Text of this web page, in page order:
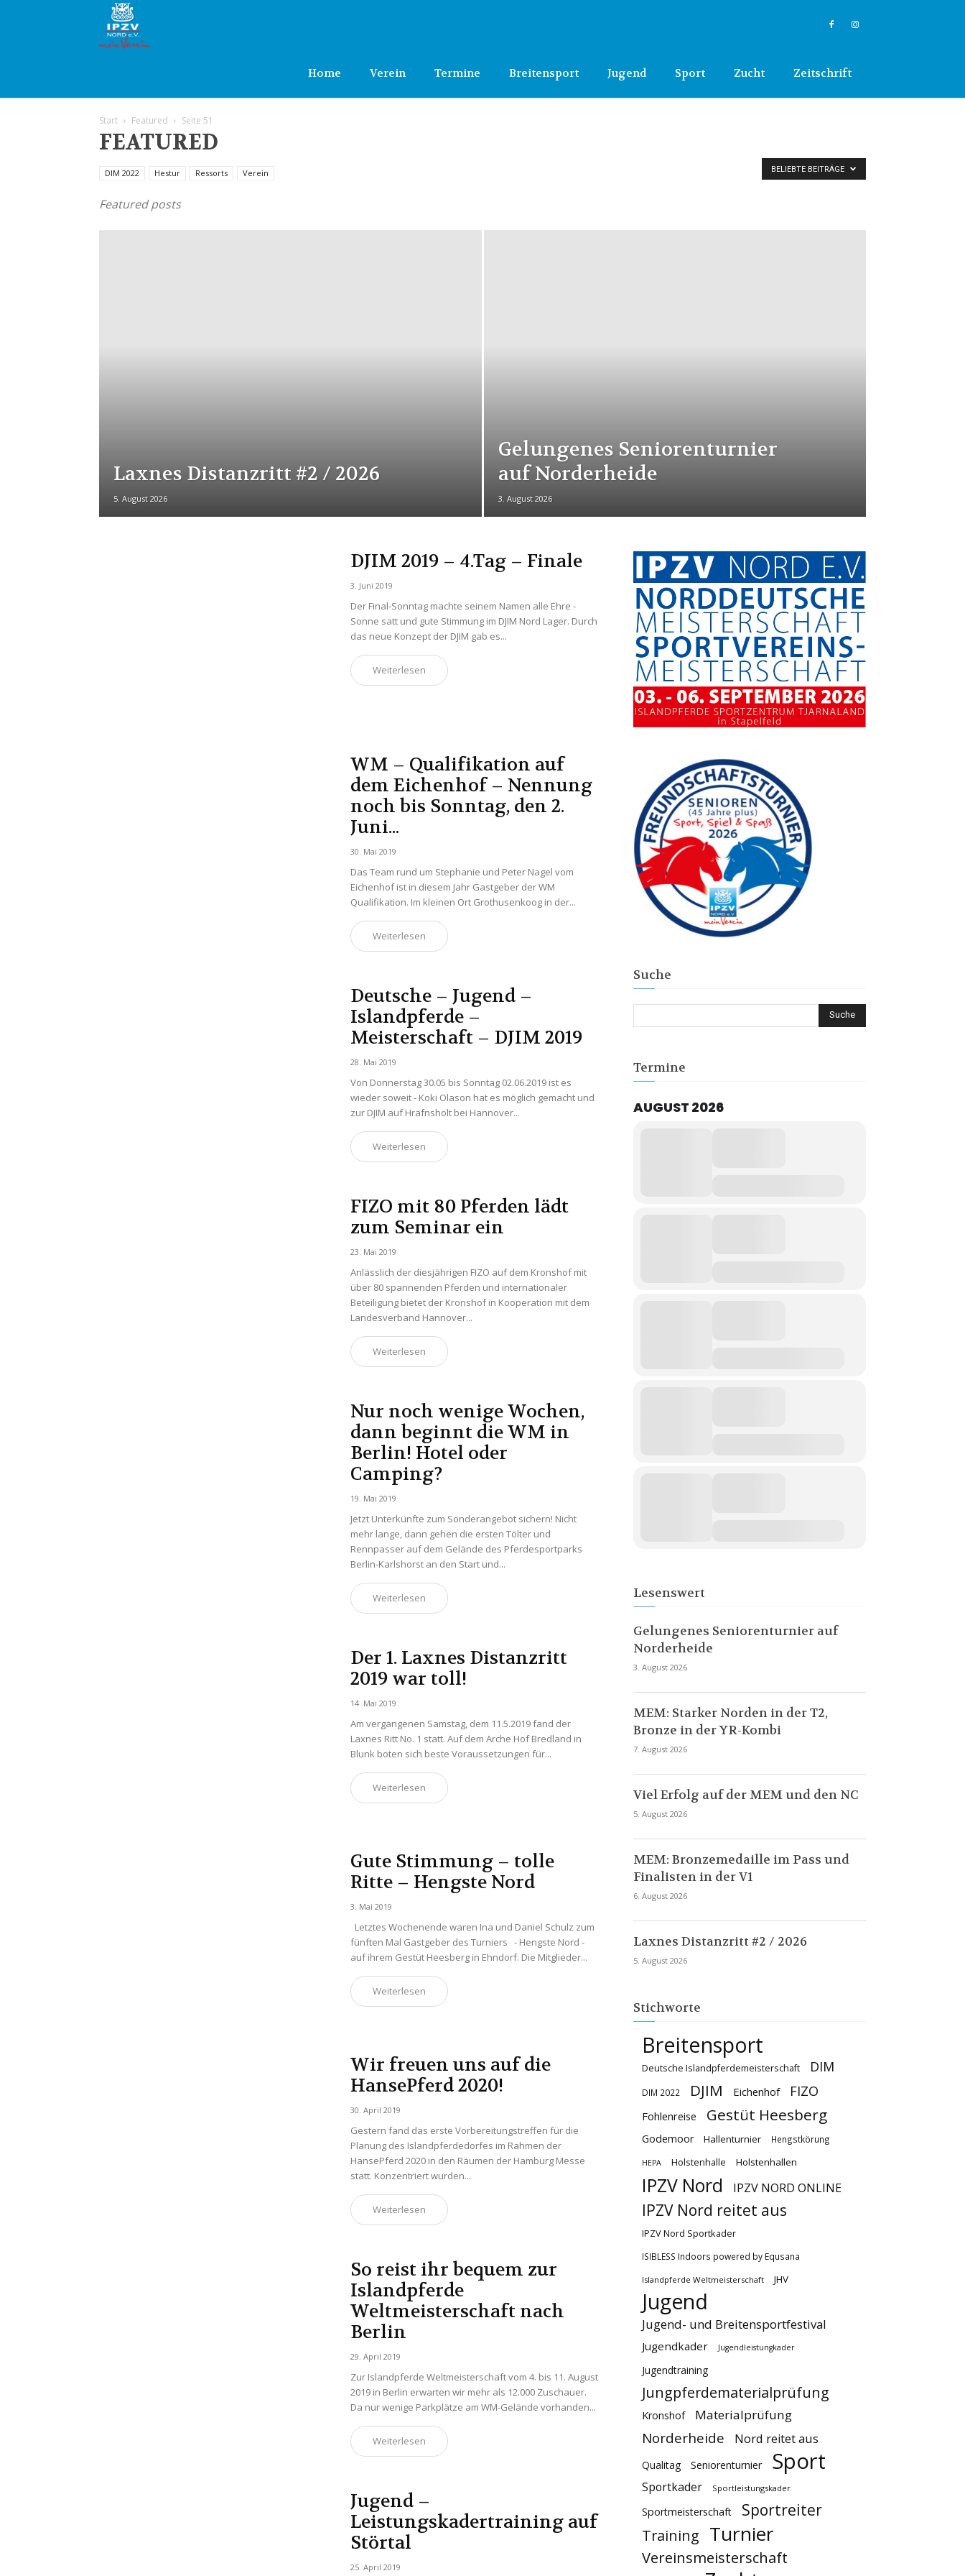
Home Verein Termine Breitensport Jugend Sport Zucht Zeitschrift
Start Featured Seite 51
FEATURED
DIM 2022 Hestur Ressorts Verein
Featured posts
BELIEBTE BEITRÄGE
Laxnes Distanzritt #2 / 2026
5. August 2026
Gelungenes Seniorenturnier
auf Norderheide
3. August 2026
DJIM 2019 – 4.Tag – Finale
3. Juni 2019
Der Final-Sonntag machte seinem Namen alle Ehre -
Sonne satt und gute Stimmung im DJIM Nord Lager. Durch
das neue Konzept der DJIM gab es...
Weiterlesen
WM – Qualifikation auf
dem Eichenhof – Nennung
noch bis Sonntag, den 2.
Juni...
30. Mai 2019
Das Team rund um Stephanie und Peter Nagel vom
Eichenhof ist in diesem Jahr Gastgeber der WM
Qualifikation. Im kleinen Ort Grothusenkoog in der...
Weiterlesen
Deutsche – Jugend –
Islandpferde –
Meisterschaft – DJIM 2019
28. Mai 2019
Von Donnerstag 30.05 bis Sonntag 02.06.2019 ist es
wieder soweit - Koki Olason hat es möglich gemacht und
zur DJIM auf Hrafnsholt bei Hannover...
Weiterlesen
FIZO mit 80 Pferden lädt
zum Seminar ein
23. Mai 2019
Anlässlich der diesjährigen FIZO auf dem Kronshof mit
über 80 spannenden Pferden und internationaler
Beteiligung bietet der Kronshof in Kooperation mit dem
Landesverband Hannover...
Weiterlesen
Nur noch wenige Wochen,
dann beginnt die WM in
Berlin! Hotel oder
Camping?
19. Mai 2019
Jetzt Unterkünfte zum Sonderangebot sichern! Nicht
mehr lange, dann gehen die ersten Tölter und
Rennpasser auf dem Gelände des Pferdesportparks
Berlin-Karlshorst an den Start und...
Weiterlesen
Der 1. Laxnes Distanzritt
2019 war toll!
14. Mai 2019
Am vergangenen Samstag, dem 11.5.2019 fand der
Laxnes Ritt No. 1 statt. Auf dem Arche Hof Bredland in
Blunk boten sich beste Voraussetzungen für...
Weiterlesen
Gute Stimmung – tolle
Ritte – Hengste Nord
3. Mai 2019
Letztes Wochenende waren Ina und Daniel Schulz zum
fünften Mal Gastgeber des Turniers - Hengste Nord -
auf ihrem Gestüt Heesberg in Ehndorf. Die Mitglieder...
Weiterlesen
Wir freuen uns auf die
HansePferd 2020!
30. April 2019
Gestern fand das erste Vorbereitungstreffen für die
Planung des Islandpferdedorfes im Rahmen der
HansePferd 2020 in den Räumen der Hamburg Messe
statt. Konzentriert wurden...
Weiterlesen
So reist ihr bequem zur
Islandpferde
Weltmeisterschaft nach
Berlin
29. April 2019
Zur Islandpferde Weltmeisterschaft vom 4. bis 11. August
2019 in Berlin erwarten wir mehr als 12.000 Zuschauer.
Da nur wenige Parkplätze am WM-Gelände vorhanden...
Weiterlesen
Jugend –
Leistungskadertraining auf
Störtal
25. April 2019
Suche
Termine
AUGUST 2026
Lesenswert
Gelungenes Seniorenturnier auf
Norderheide
3. August 2026
MEM: Starker Norden in der T2,
Bronze in der YR-Kombi
7. August 2026
Viel Erfolg auf der MEM und den NC
5. August 2026
MEM: Bronzemedaille im Pass und
Finalisten in der V1
6. August 2026
Laxnes Distanzritt #2 / 2026
5. August 2026
Stichworte
Breitensport
Deutsche Islandpferdemeisterschaft DIM
DIM 2022 DJIM Eichenhof FIZO
Fohlenreise Gestüt Heesberg
Godemoor Hallenturnier Hengstkörung
HEPA Holstenhalle Holstenhallen
IPZV Nord IPZV NORD ONLINE
IPZV Nord reitet aus
IPZV Nord Sportkader
ISIBLESS Indoors powered by Equsana
Islandpferde Weltmeisterschaft JHV
Jugend
Jugend- und Breitensportfestival
Jugendkader Jugendleistungkader
Jugendtraining
Jungpferdematerialprüfung
Kronshof Materialprüfung
Norderheide Nord reitet aus
Qualitag Seniorenturnier Sport
Sportkader Sportleistungskader
Sportmeisterschaft Sportreiter
Training Turnier
Vereinsmeisterschaft